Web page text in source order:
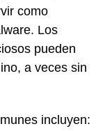
como
Los
pueden
a veces sin
incluyen: